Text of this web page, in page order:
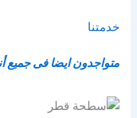
خدمتنا
متواجدون ايضا فى جميع